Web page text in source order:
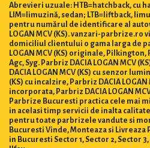
Abrevieri uzuale: HTB=hatchback, cu
LIM=limuzină, sedan; LTB=liftback,
pentru numărul de identificare al
LOGAN MCV (KS). vanzari-parbrize.ro
domiciliul clientului o gama larga de
LOGAN MCV (KS) originale, Pilkington,
Agc, Syg. Parbriz DACIA LOGAN MCV
DACIA LOGAN MCV (KS) cu senzor
(KS) cu incalzire, Parbriz DACIA
incorporata, Parbriz DACIA LOGAN
Parbrize Bucuresti practica cele mai
in acelasi timp servicii de inalta
pentru toate parbrizele vandute si
Bucuresti Vinde, Monteaza si Livreaza
in Bucuresti Sector 1, Sector 2, Sector